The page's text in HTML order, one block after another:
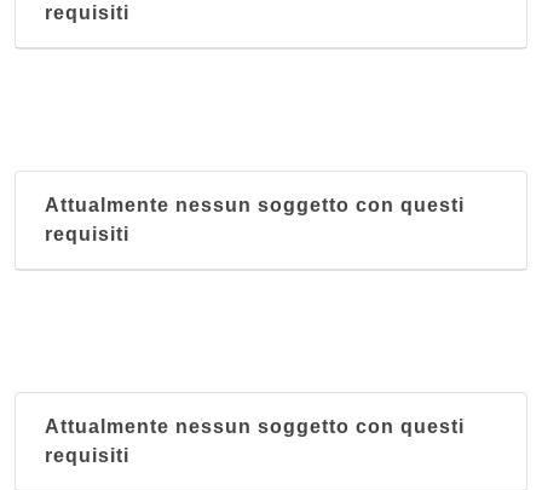
requisiti
Attualmente nessun soggetto con questi
requisiti
Attualmente nessun soggetto con questi
requisiti